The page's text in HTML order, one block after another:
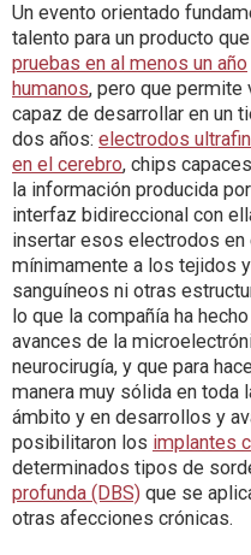
Un evento orientado
talento para un producto que
pruebas en al menos un año
humanos, pero que permite
capaz de desarrollar en un
dos años: electrodos
en el cerebro, chips
la información producida
interfaz bidireccional con
insertar esos electrodos
mínimamente a los tejidos
sanguíneos ni otras
lo que la compañía ha
avances de la
neurocirugía, y que para
manera muy sólida en toda
ámbito y en desarrollos y
posibilitaron los implantes
determinados tipos de
profunda (DBS) que se
otras afecciones crónicas.